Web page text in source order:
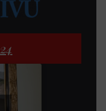
24